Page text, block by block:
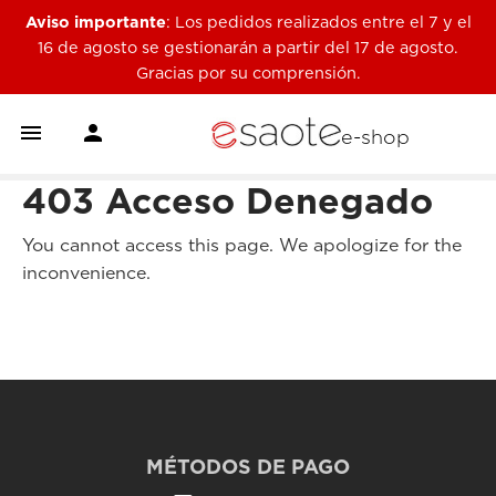
Aviso importante: Los pedidos realizados entre el 7 y el
16 de agosto se gestionarán a partir del 17 de agosto.
Gracias por su comprensión.
  e-shop
403 Acceso Denegado
You cannot access this page. We apologize for the
inconvenience.
MÉTODOS DE PAGO